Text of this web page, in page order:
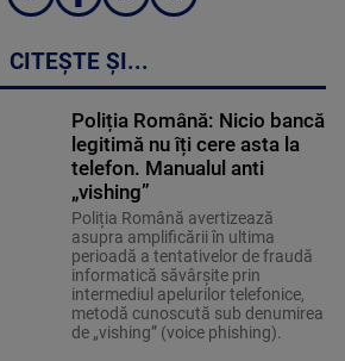
CITEȘTE ȘI...
Poliția Română: Nicio bancă
legitimă nu îți cere asta la
telefon. Manualul anti
„vishing”
Poliția Română avertizează
asupra amplificării în ultima
perioadă a tentativelor de fraudă
informatică săvârșite prin
intermediul apelurilor telefonice,
metodă cunoscută sub denumirea
de „vishing” (voice phishing).